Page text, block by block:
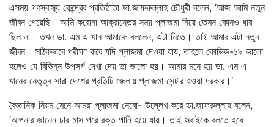
এসময় গণস্বাস্থ্য কেন্দ্রের প্রতিষ্ঠাতা ডা.জাফরুল্লাহ চৌধুরী বলেন, ‘আজ আমি নতুন
জীবন পেয়েছি। আমি করোনা আক্রান্তের সময় প্লাজমা নিয়ে তেমন কোনও ধার
ছিল না। তখন ডা. এম এ খান আমাকে বললেন, এটা নিতে। তাই আমার এটা নতুন
জীবন। সঠিকভাবে পরীক্ষা করে যদি প্লাজমা দেওয়া যায়, তাহলে কোভিড-১৯ ভালো
হলেও যে বিভিন্ন উপসর্গ দেখা দেয় তা ভালো হয়। আমার মনে হয় ডা. এম এ
খানের নেতৃত্ব সারা দেশের প্রতিটি জেলায় প্লাজমা সেন্টার হওয়া দরকার।‘
বৈজ্ঞানিক নিয়ম মেনে আমরা প্লাজমা নেবো- উল্লেখ করে ডা.জাফরুল্লাহ বলেন,
‘আপনার জানেন চার মাস পরে রক্ত পানি হয়ে যায়। তাই সবাইকে বলতে হবে